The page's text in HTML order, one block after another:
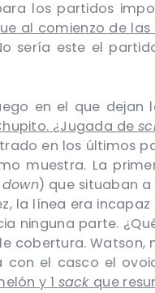
los partidos
al comienzo de las
sería este el
en el que dejan
¿Jugada de
en los últimos
muestra. La
down) que situaban a
la línea era
ninguna parte.
cobertura. Watson,
con el casco el
y 1 sack que